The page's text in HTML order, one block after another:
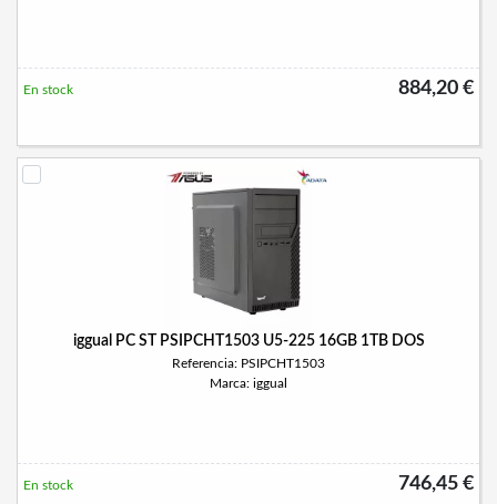
884,20 €
En stock
iggual PC ST PSIPCHT1503 U5-225 16GB 1TB DOS
Referencia: PSIPCHT1503
Marca: iggual
746,45 €
En stock